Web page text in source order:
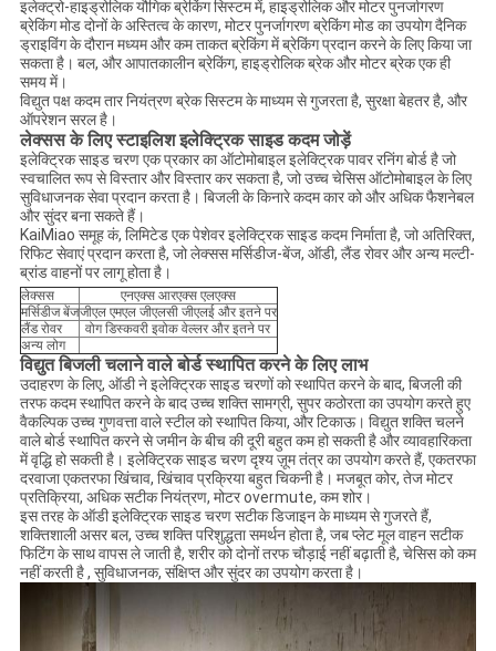
इलेक्ट्रो-हाइड्रोलिक यौगिक ब्रेकिंग सिस्टम में, हाइड्रोलिक और मोटर पुनर्जागरण
ब्रेकिंग मोड दोनों के अस्तित्व के कारण, मोटर पुनर्जागरण ब्रेकिंग मोड का उपयोग दैनिक
ड्राइविंग के दौरान मध्यम और कम ताकत ब्रेकिंग में ब्रेकिंग प्रदान करने के लिए किया जा
सकता है। बल, और आपातकालीन ब्रेकिंग, हाइड्रोलिक ब्रेक और मोटर ब्रेक एक ही
समय में।
विद्युत पक्ष कदम तार नियंत्रण ब्रेक सिस्टम के माध्यम से गुजरता है, सुरक्षा बेहतर है, और
ऑपरेशन सरल है।
लेक्सस के लिए स्टाइलिश इलेक्ट्रिक साइड कदम जोड़ें
इलेक्ट्रिक साइड चरण एक प्रकार का ऑटोमोबाइल इलेक्ट्रिक पावर रनिंग बोर्ड है जो
स्वचालित रूप से विस्तार और विस्तार कर सकता है, जो उच्च चेसिस ऑटोमोबाइल के लिए
सुविधाजनक सेवा प्रदान करता है। बिजली के किनारे कदम कार को और अधिक फैशनेबल
और सुंदर बना सकते हैं।
KaiMiao समूह कं, लिमिटेड एक पेशेवर इलेक्ट्रिक साइड कदम निर्माता है, जो अतिरिक्त,
रिफिट सेवाएं प्रदान करता है, जो लेक्सस मर्सिडीज-बेंज, ऑडी, लैंड रोवर और अन्य मल्टी-
ब्रांड वाहनों पर लागू होता है।
लेक्सस
एनएक्स आरएक्स एलएक्स
मर्सिडीज बेंजजीएल एमएल जीएलसी जीएलई और इतने पर
लैंड रोवर
वोग डिस्कवरी इवोक वेल्लर और इतने पर
अन्य लोग
विद्युत बिजली चलाने वाले बोर्ड स्थापित करने के लिए लाभ
उदाहरण के लिए, ऑडी ने इलेक्ट्रिक साइड चरणों को स्थापित करने के बाद, बिजली की
तरफ कदम स्थापित करने के बाद उच्च शक्ति सामग्री, सुपर कठोरता का उपयोग करते हुए
वैकल्पिक उच्च गुणवत्ता वाले स्टील को स्थापित किया, और टिकाऊ। विद्युत शक्ति चलने
वाले बोर्ड स्थापित करने से जमीन के बीच की दूरी बहुत कम हो सकती है और व्यावहारिकता
में वृद्धि हो सकती है। इलेक्ट्रिक साइड चरण दृश्य ज़ूम तंत्र का उपयोग करते हैं, एकतरफा
दरवाजा एकतरफा खिंचाव, खिंचाव प्रक्रिया बहुत चिकनी है। मजबूत कोर, तेज मोटर
प्रतिक्रिया, अधिक सटीक नियंत्रण, मोटर overmute, कम शोर।
इस तरह के ऑडी इलेक्ट्रिक साइड चरण सटीक डिजाइन के माध्यम से गुजरते हैं,
शक्तिशाली असर बल, उच्च शक्ति परिशुद्धता समर्थन होता है, जब प्लेट मूल वाहन सटीक
फिटिंग के साथ वापस ले जाती है, शरीर को दोनों तरफ चौड़ाई नहीं बढ़ाती है, चेसिस को कम
नहीं करती है , सुविधाजनक, संक्षिप्त और सुंदर का उपयोग करता है।